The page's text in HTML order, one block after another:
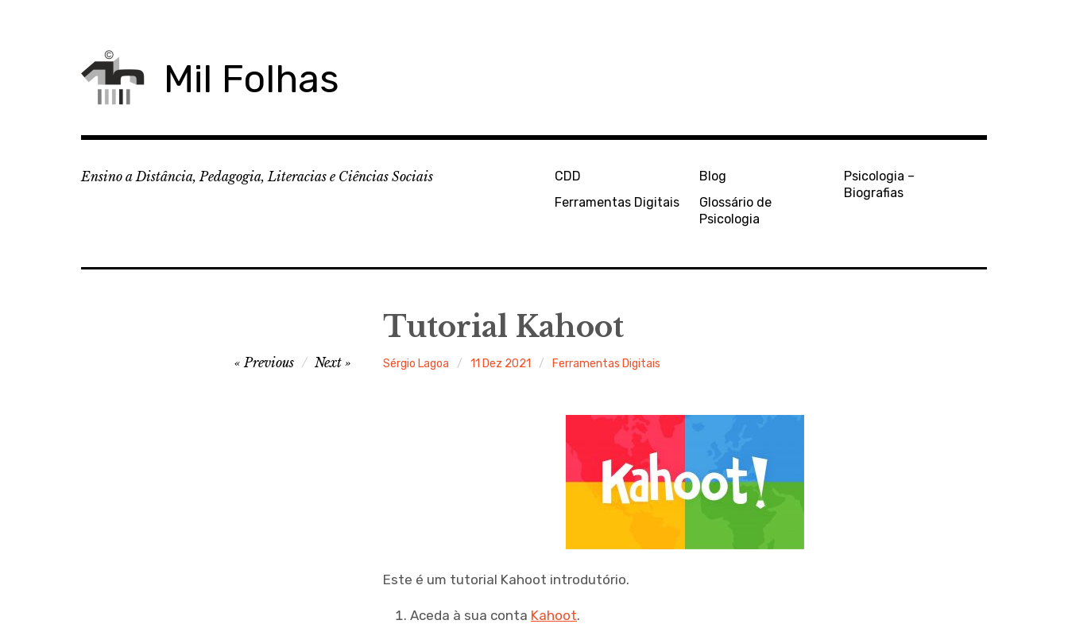
Mil Folhas
Ensino a Distância, Pedagogia, Literacias e Ciências Sociais
CDD
Ferramentas Digitais
Blog
Glossário de
Psicologia
Psicologia –
Biografias
Tutorial Kahoot
Sérgio Lagoa 11 Dez 2021 Ferramentas Digitais
Previous Next
Este é um tutorial Kahoot introdutório.
Aceda à sua conta Kahoot.